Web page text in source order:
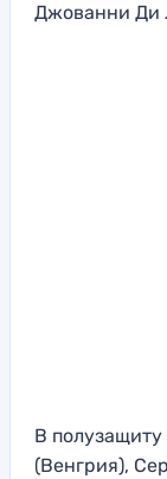
Джованни Ди
В
(Венгрия),